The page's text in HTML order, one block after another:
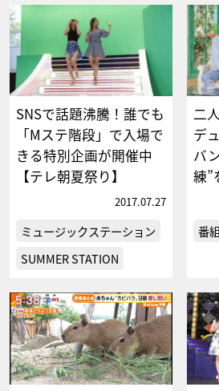
SNSで話題沸騰！誰でも
「Mステ階段」で入場で
きる特別企画が開催中
【テレ朝夏祭り】
2017.07.27
ミュージックステーション
SUMMER STATION
二
デ
バ
練”
番